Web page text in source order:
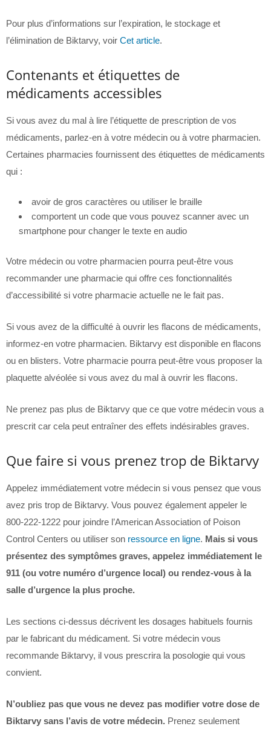
Pour plus d’informations sur l’expiration, le stockage et
l’élimination de Biktarvy, voir Cet article.
Contenants et étiquettes de
médicaments accessibles
Si vous avez du mal à lire l’étiquette de prescription de vos
médicaments, parlez-en à votre médecin ou à votre pharmacien.
Certaines pharmacies fournissent des étiquettes de médicaments
qui :
avoir de gros caractères ou utiliser le braille
comportent un code que vous pouvez scanner avec un
smartphone pour changer le texte en audio
Votre médecin ou votre pharmacien pourra peut-être vous
recommander une pharmacie qui offre ces fonctionnalités
d’accessibilité si votre pharmacie actuelle ne le fait pas.
Si vous avez de la difficulté à ouvrir les flacons de médicaments,
informez-en votre pharmacien. Biktarvy est disponible en flacons
ou en blisters. Votre pharmacie pourra peut-être vous proposer la
plaquette alvéolée si vous avez du mal à ouvrir les flacons.
Ne prenez pas plus de Biktarvy que ce que votre médecin vous a
prescrit car cela peut entraîner des effets indésirables graves.
Que faire si vous prenez trop de Biktarvy
Appelez immédiatement votre médecin si vous pensez que vous
avez pris trop de Biktarvy. Vous pouvez également appeler le
800-222-1222 pour joindre l’American Association of Poison
Control Centers ou utiliser son ressource en ligne. Mais si vous
présentez des symptômes graves, appelez immédiatement le
911 (ou votre numéro d’urgence local) ou rendez-vous à la
salle d’urgence la plus proche.
Les sections ci-dessus décrivent les dosages habituels fournis
par le fabricant du médicament. Si votre médecin vous
recommande Biktarvy, il vous prescrira la posologie qui vous
convient.
N’oubliez pas que vous ne devez pas modifier votre dose de
Biktarvy sans l’avis de votre médecin. Prenez seulement